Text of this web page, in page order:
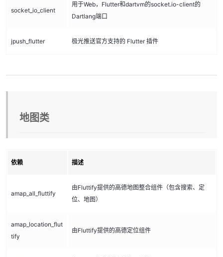
socket_io_client
用于Web，Flutter和dartvm的socket.io-client的
Dartlang端口
jpush_flutter 极光推送官方支持的 Flutter 插件
地图类
依赖 描述
amap_all_fluttify
由Fluttify提供的高德地图整合组件（包含搜索、定
位、地图）
amap_location_flut
tify
由Fluttify提供的高德定位组件